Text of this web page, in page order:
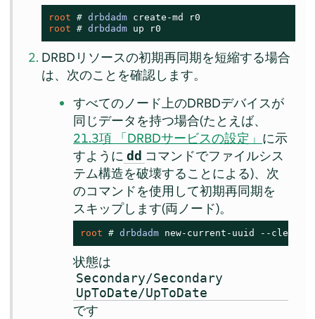
root # drbdadm
root # drbdadm up r0
DRBDリソースの初期再同期を短縮する場合
は、次のことを確認します。
すべてのノード上のDRBDデバイスが
同じデータを持つ場合(たとえば、
21.3項 「DRBDサービスの設定」 に示
すように dd コマンドでファイルシス
テム構造を破壊することによる)、次
のコマンドを使用して初期再同期を
スキップします(両ノード)。
root # drbdadm new-current-uuid --clear-
状態は
Secondary/Secondary
UpToDate/UpToDate
です